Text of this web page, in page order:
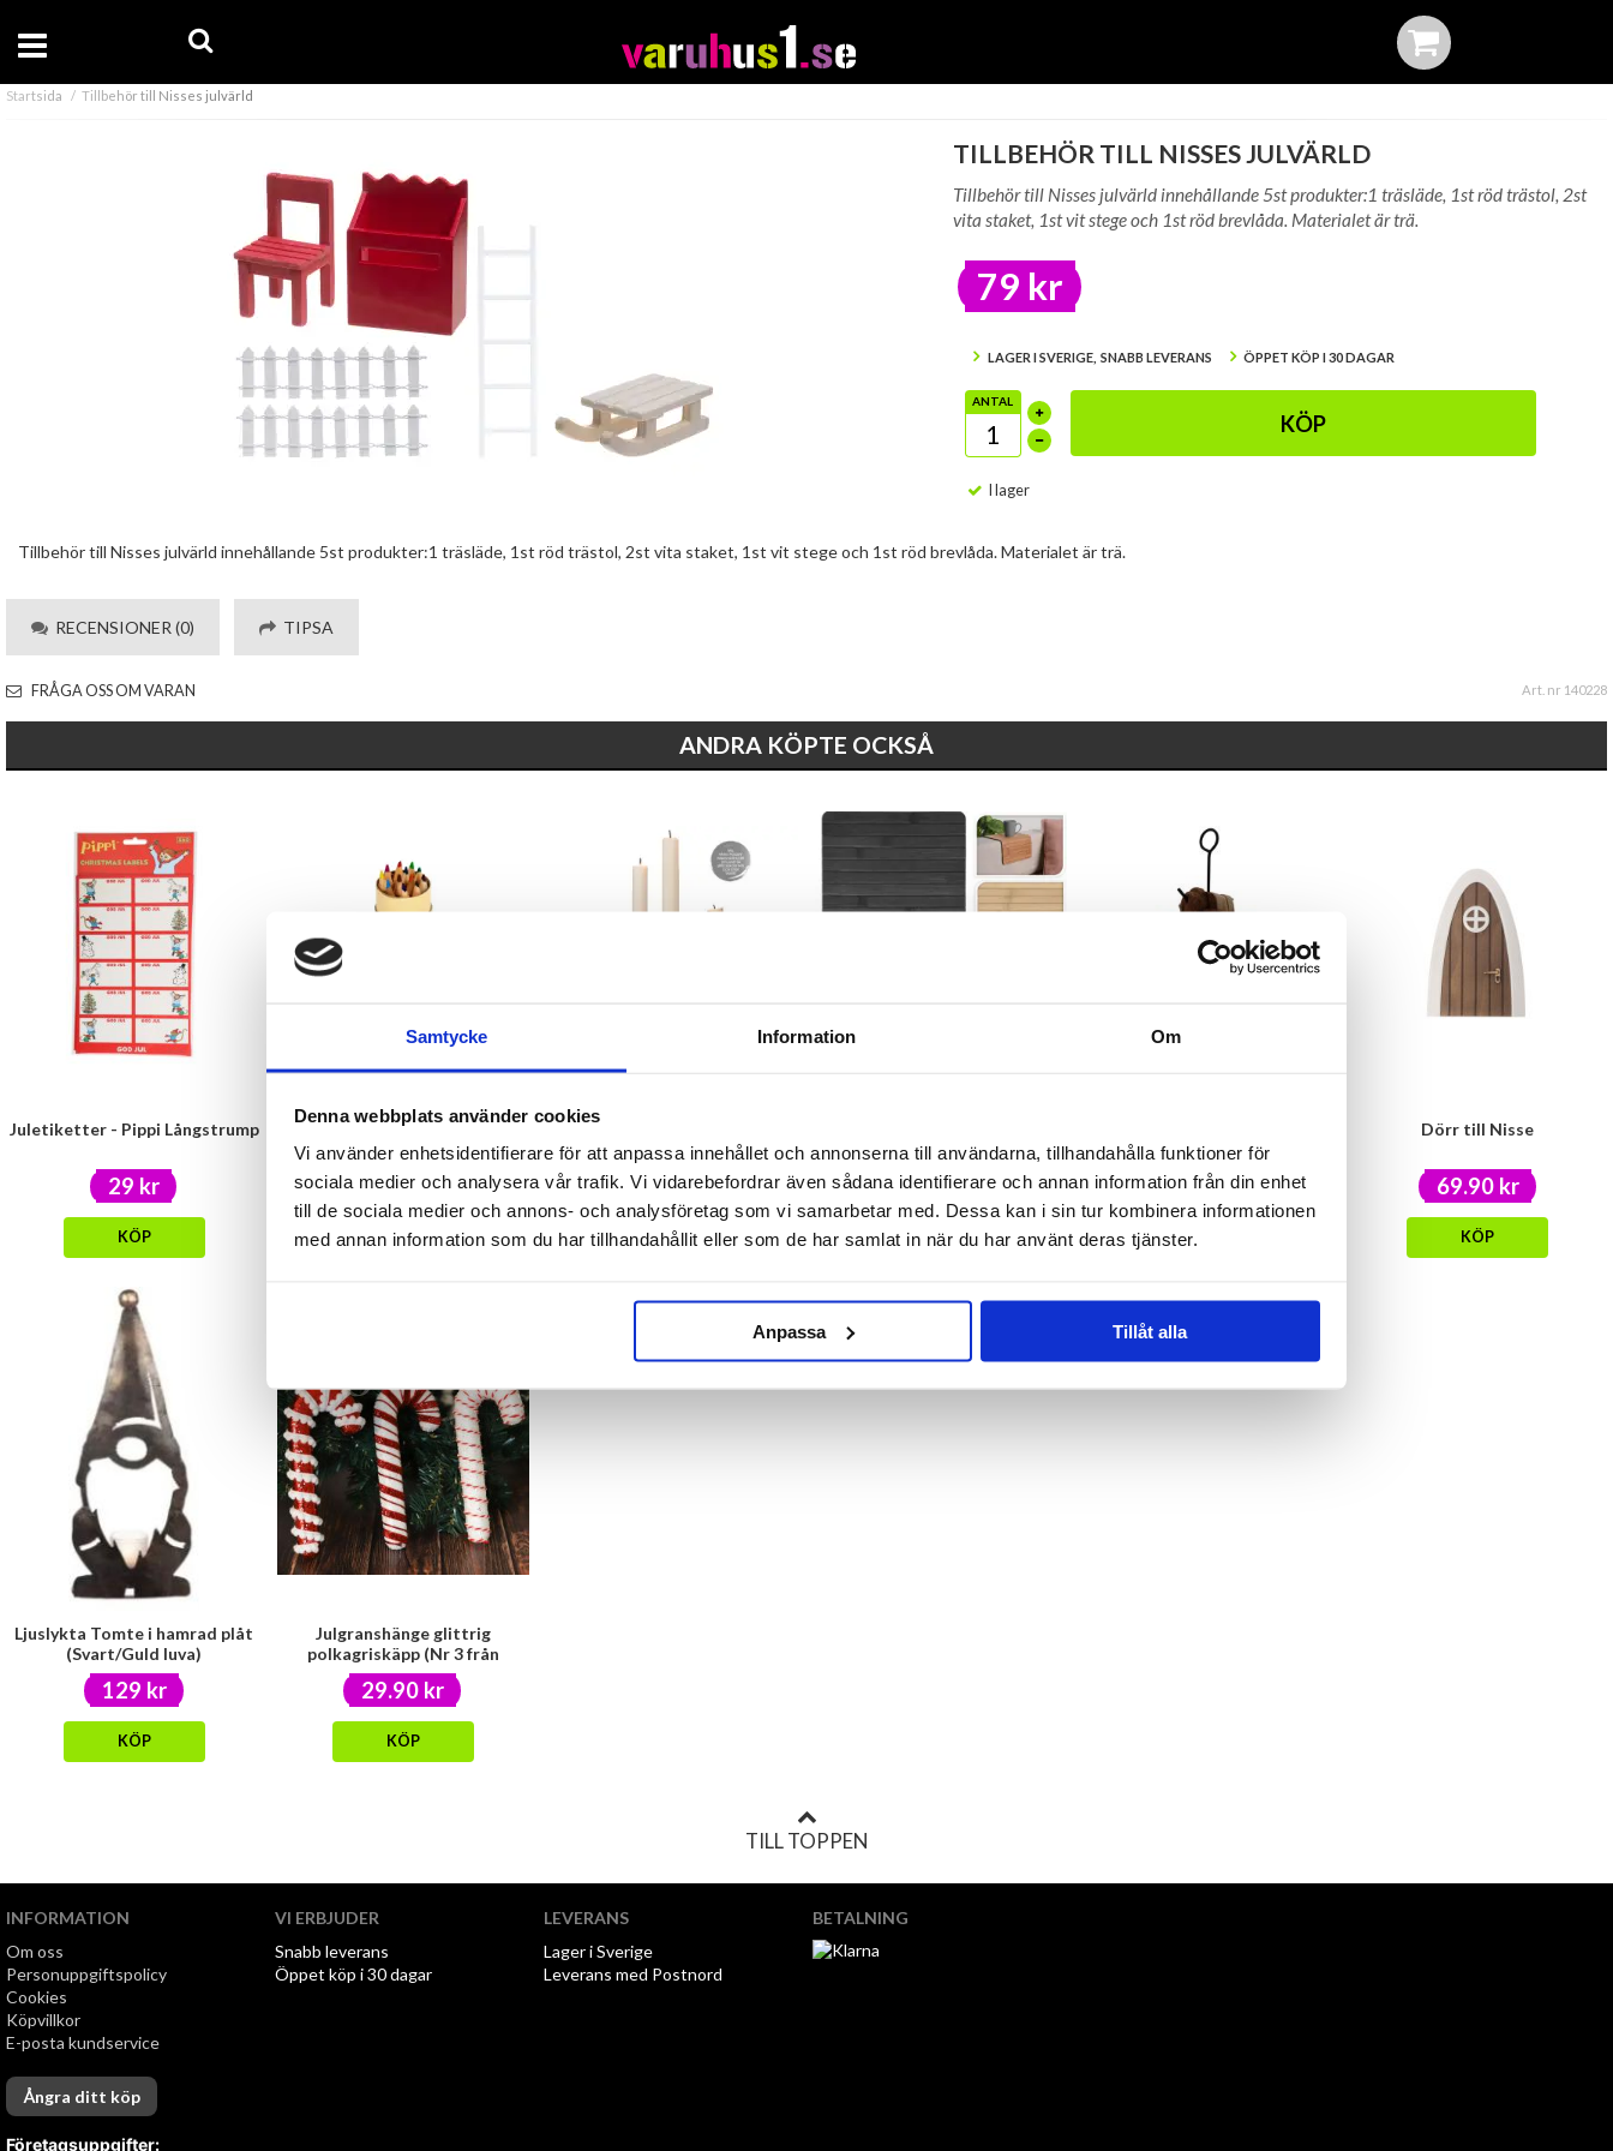
Samtycke Information Om
Denna webbplats använder cookies
Vi använder enhetsidentifierare för att anpassa innehållet och annonserna till användarna, tillhandahålla funktioner för
sociala medier och analysera vår trafik. Vi vidarebefordrar även sådana identifierare och annan information från din enhet
till de sociala medier och annons- och analysföretag som vi samarbetar med. Dessa kan i sin tur kombinera informationen
med annan information som du har tillhandahållit eller som de har samlat in när du har använt deras tjänster.
Anpassa Tillåt alla
Startsida Tillbehör till Nisses julvärld
TILLBEHÖR TILL NISSES JULVÄRLD
Tillbehör till Nisses julvärld innehållande 5st produkter:1 träsläde, 1st röd trästol, 2st
vita staket, 1st vit stege och 1st röd brevlåda. Materialet är trä.
79 kr
LAGER I SVERIGE, SNABB LEVERANS ÖPPET KÖP I 30 DAGAR
ANTAL
KÖP
I lager
Tillbehör till Nisses julvärld innehållande 5st produkter:1 träsläde, 1st röd trästol, 2st vita staket, 1st vit stege och 1st röd brevlåda. Materialet är trä.
RECENSIONER (0) TIPSA
FRÅGA OSS OM VARAN Art. nr 140228
ANDRA KÖPTE OCKSÅ
Juletiketter - Pippi Långstrump
29 kr
KÖP
Färgpennor i rör - Pippi
Långstrump (Ljusgrön)
39 kr
KÖP
Ljusfat för stumpar
159 kr
KÖP
59 kr
KÖP
129 kr
KÖP
Dörr till Nisse
69.90 kr
KÖP
Ljuslykta Tomte i hamrad plåt
(Svart/Guld luva)
129 kr
KÖP
Julgranshänge glittrig
polkagriskäpp (Nr 3 från
vänster)
29.90 kr
KÖP
TILL TOPPEN
INFORMATION
Om oss
Personuppgiftspolicy
Cookies
Köpvillkor
E-posta kundservice
Ångra ditt köp
Företagsuppgifter:
VI ERBJUDER
Snabb leverans
Öppet köp i 30 dagar
LEVERANS
Lager i Sverige
Leverans med Postnord
BETALNING